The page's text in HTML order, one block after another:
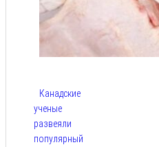
Канадские
ученые
развеяли
популярный